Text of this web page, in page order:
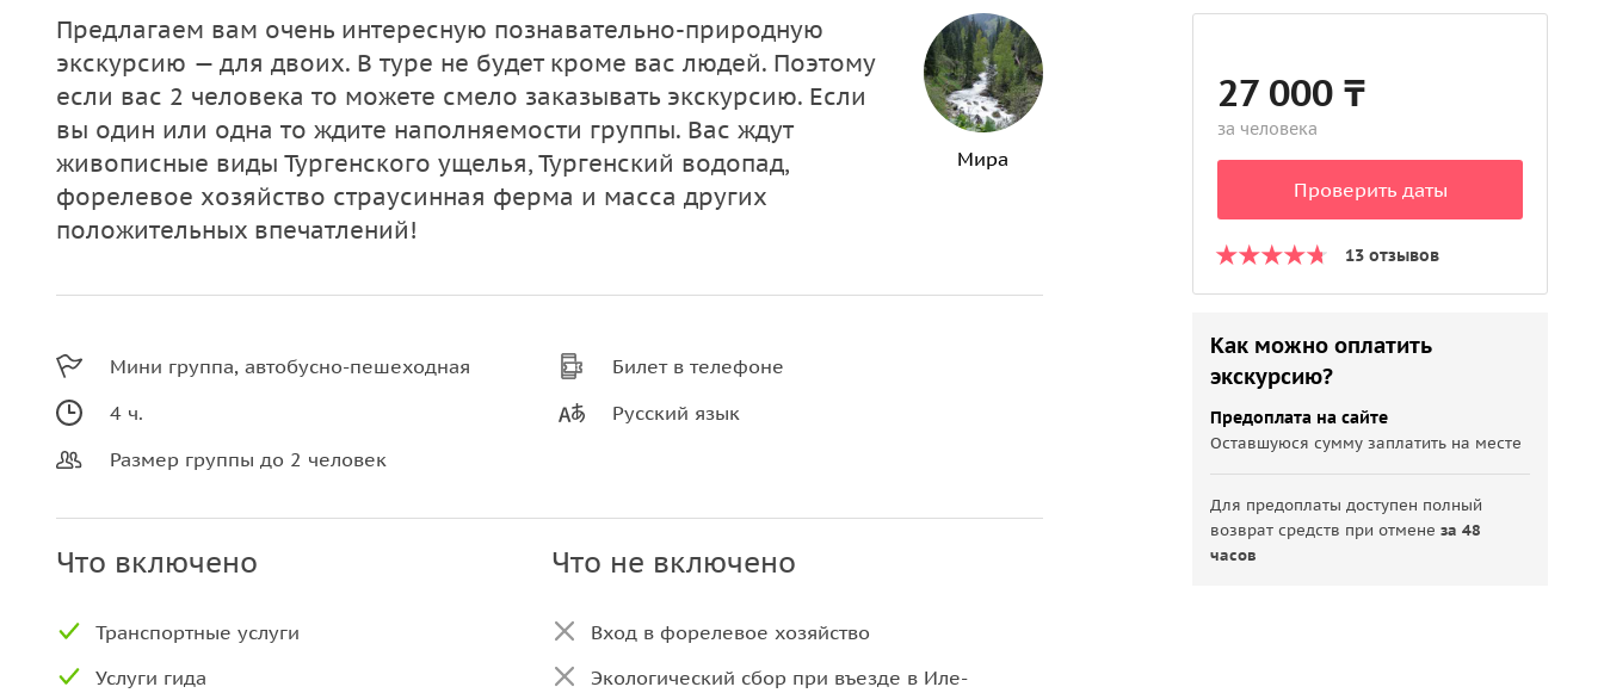
Предлагаем вам очень интересную познавательно-природную
экскурсию — для двоих. В туре не будет кроме вас людей. Поэтому
если вас 2 человека то можете смело заказывать экскурсию. Если
вы один или одна то ждите наполняемости группы. Вас ждут
живописные виды Тургенского ущелья, Тургенский водопад,
форелевое хозяйство страусинная ферма и масса других
положительных впечатлений!
Мира
Мини группа, автобусно-пешеходная
4 ч.
Размер группы до 2 человек
Билет в телефоне
Русский язык
Что включено
Транспортные услуги
Услуги гида
Что не включено
Вход в форелевое хозяйство
Экологический сбор при въезде в Иле-
27 000 ₸
за человека
Проверить даты
13 отзывов
Как можно оплатить
экскурсию?
Предоплата на сайте
Оставшуюся сумму заплатить на месте
Для предоплаты доступен полный
возврат средств при отменеза 48
часов